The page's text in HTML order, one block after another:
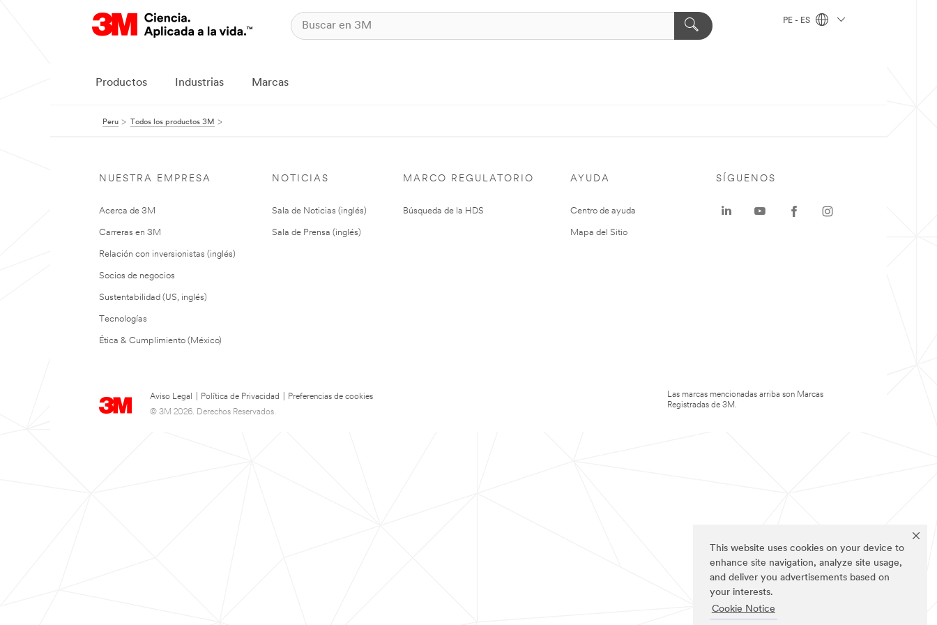
This website uses cookies on your device to
enhance site navigation, analyze site usage,
and deliver you advertisements based on
your interests.
Cookie Notice
PE - ES
Productos Industrias Marcas
Peru Todos los productos 3M
NUESTRA EMPRESA
Acerca de 3M
Carreras en 3M
Relación con inversionistas (inglés)
Socios de negocios
Sustentabilidad (US, inglés)
Tecnologías
Ética & Cumplimiento (México)
NOTICIAS
Sala de Noticias (inglés)
Sala de Prensa (inglés)
MARCO REGULATORIO
Búsqueda de la HDS
AYUDA
Centro de ayuda
Mapa del Sitio
Aviso Legal Política de Privacidad
Preferencias de cookies
© 3M 2026. Derechos Reservados.
SÍGUENOS
Las marcas mencionadas arriba son Marcas
Registradas de 3M.